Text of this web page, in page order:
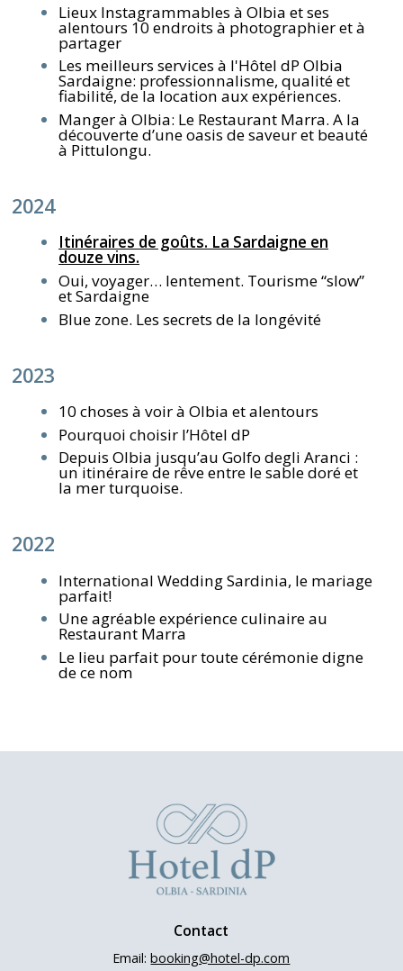
Lieux Instagrammables à Olbia et ses
alentours 10 endroits à photographier et à
partager
Les meilleurs services à l'Hôtel dP Olbia
Sardaigne: professionnalisme, qualité et
fiabilité, de la location aux expériences.
Manger à Olbia: Le Restaurant Marra. A la
découverte d’une oasis de saveur et beauté
à Pittulongu.
2024
Itinéraires de goûts. La Sardaigne en
douze vins.
Oui, voyager… lentement. Tourisme “slow”
et Sardaigne
Blue zone. Les secrets de la longévité
2023
10 choses à voir à Olbia et alentours
Pourquoi choisir l’Hôtel dP
Depuis Olbia jusqu’au Golfo degli Aranci :
un itinéraire de rêve entre le sable doré et
la mer turquoise.
2022
International Wedding Sardinia, le mariage
parfait!
Une agréable expérience culinaire au
Restaurant Marra
Le lieu parfait pour toute cérémonie digne
de ce nom
Contact
Email:booking@hotel-dp.com